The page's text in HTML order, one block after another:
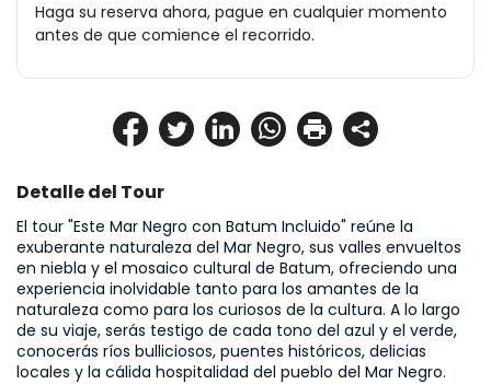
Detalle del Tour
El tour "Este Mar Negro con Batum Incluido" reúne la
exuberante naturaleza del Mar Negro, sus valles envueltos
en niebla y el mosaico cultural de Batum, ofreciendo una
experiencia inolvidable tanto para los amantes de la
naturaleza como para los curiosos de la cultura. A lo largo
de su viaje, serás testigo de cada tono del azul y el verde,
conocerás ríos bulliciosos, puentes históricos, delicias
locales y la cálida hospitalidad del pueblo del Mar Negro.
Haga su reserva ahora, pague en cualquier momento
antes de que comience el recorrido.